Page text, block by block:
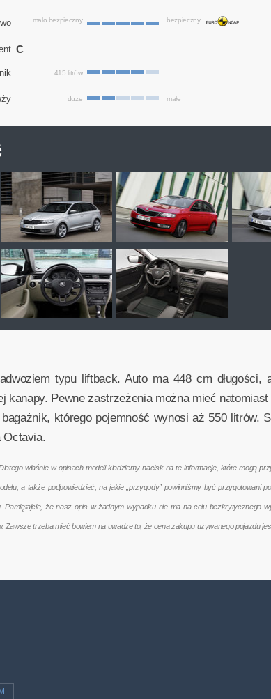
mało bezpieczny bezpieczny
C
415 litrów
duże małe
typu liftback. Auto ma 448 cm
Pewne zastrzeżenia można mieć
którego pojemność wynosi aż 550 litrów.
Octavia.
właśnie w opisach modeli kładziemy nacisk na te informacje, które mogą
a także podpowiedzieć, na jakie „przygody” powinniśmy być
że nasz opis w żadnym wypadku nie ma na celu bezkrytycznego
trzeba mieć bowiem na uwadze to, że cena zakupu używanego pojazdu